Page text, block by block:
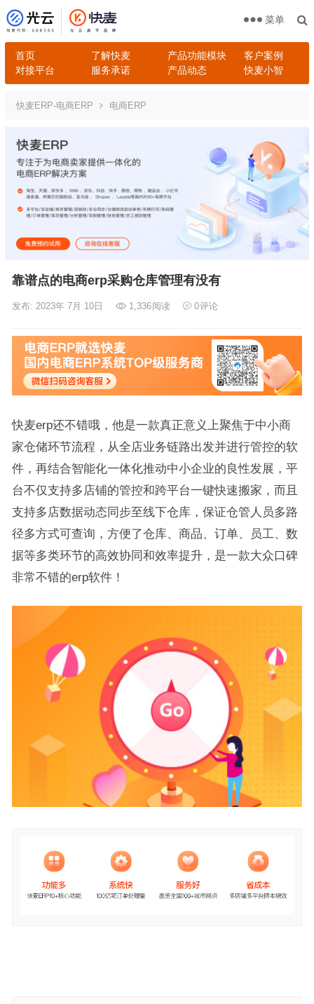
首页 了解快麦 产品功能模块
客户案例
对接平台
服务承诺 产品动态 快麦小智
菜单
快麦ERP-电商ERP 电商ERP
靠谱点的电商erp采购仓库管理有没有
发布: 2023年 7月 10日 1,336阅读 0评论
快麦erp还不错哦，他是一款真正意义上聚焦于中小商
家仓储环节流程，从全店业务链路出发并进行管控的软
件，再结合智能化一体化推动中小企业的良性发展，平
台不仅支持多店铺的管控和跨平台一键快速搬家，而且
支持多店数据动态同步至线下仓库，保证仓管人员多路
径多方式可查询，方便了仓库、商品、订单、员工、数
据等多类环节的高效协同和效率提升，是一款大众口碑
非常不错的erp软件！